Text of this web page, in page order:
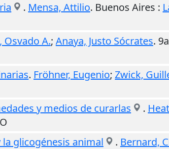
. Mensa, Attilio. Buenos Aires :
Osvado A.; Anaya, Justo Sócrates.
. Fröhner, Eugenio; Zwick,
y medios de curarlas
.
glicogénesis animal
. Bernard,